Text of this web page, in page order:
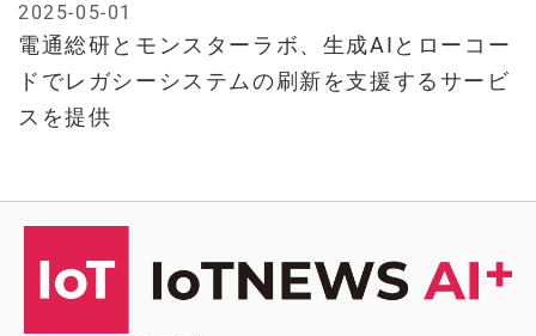
電通総研とモンスターラボ、生成AIとローコー
ドでレガシーシステムの刷新を支援するサービ
スを提供
2025-05-01